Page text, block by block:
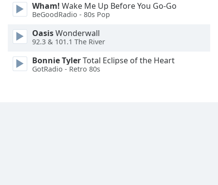
dialog
Wham! Wake Me Up Before You Go-Go
BeGoodRadio - 80s Pop
OasisWonderwall
92.3 & 101.1 The River
Bonnie TylerTotal Eclipse of the Heart
GotRadio - Retro 80s